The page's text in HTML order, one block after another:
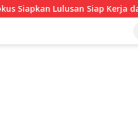
Siap Kerja dan Wirausaha